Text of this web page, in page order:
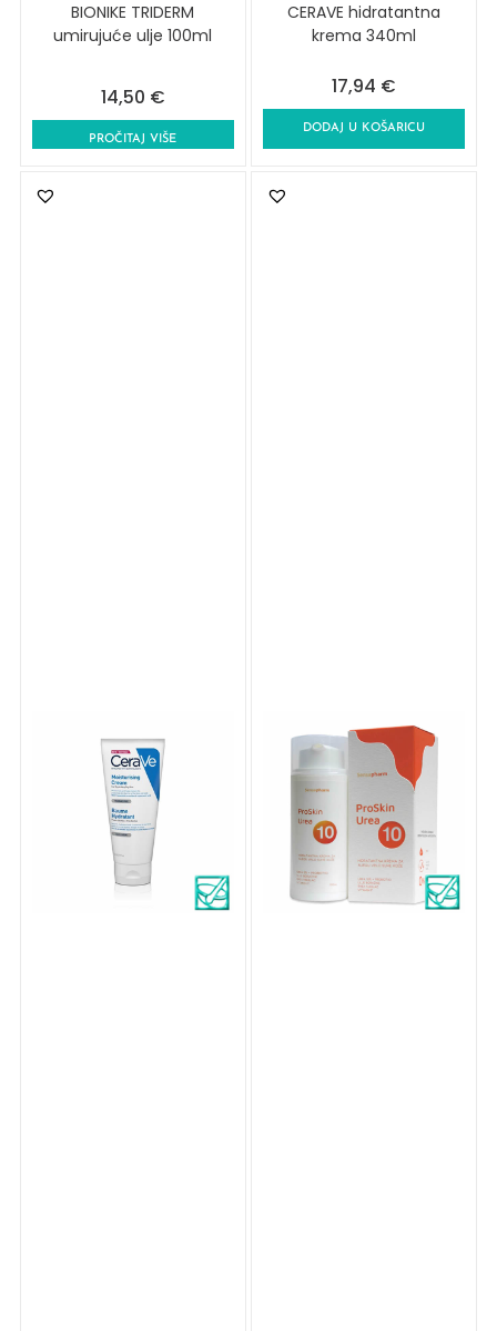
BIONIKE TRIDERM
umirujuće ulje 100ml
14,50 €
PROČITAJ VIŠE
CERAVE hidratantna
krema 340ml
17,94 €
DODAJ U KOŠARICU